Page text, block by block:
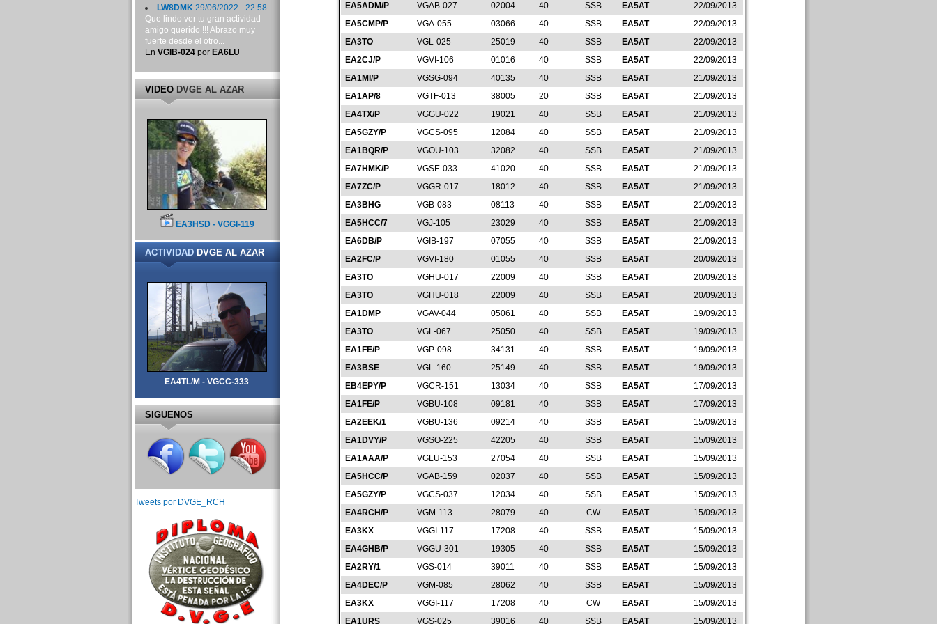
EA5ADM/P
VGAB-027 02004 40 SSB EA5AT
22/09/2013
EA5CMP/P
VGA-055 03066 40 SSB EA5AT
22/09/2013
EA3TO
VGL-025 25019 40 SSB EA5AT
22/09/2013
EA2CJ/P
VGVI-106 01016 40 SSB EA5AT
22/09/2013
EA1MI/P
VGSG-094 40135 40 SSB EA5AT
21/09/2013
EA1AP/8
VGTF-013 38005 20 SSB EA5AT
21/09/2013
EA4TX/P
VGGU-022 19021 40 SSB EA5AT
21/09/2013
EA5GZY/P
VGCS-095 12084 40 SSB EA5AT
21/09/2013
EA1BQR/P
VGOU-103 32082 40 SSB EA5AT
21/09/2013
EA7HMK/P
VGSE-033 41020 40 SSB EA5AT
21/09/2013
EA7ZC/P
VGGR-017 18012 40 SSB EA5AT
21/09/2013
EA3BHG
VGB-083 08113 40 SSB EA5AT
21/09/2013
EA5HCC/7
VGJ-105 23029 40 SSB EA5AT
21/09/2013
EA6DB/P
VGIB-197 07055 40 SSB EA5AT
21/09/2013
EA2FC/P
VGVI-180 01055 40 SSB EA5AT
20/09/2013
EA3TO
VGHU-017 22009 40 SSB EA5AT
20/09/2013
EA3TO
VGHU-018 22009 40 SSB EA5AT
20/09/2013
EA1DMP
VGAV-044 05061 40 SSB EA5AT
19/09/2013
EA3TO
VGL-067 25050 40 SSB EA5AT
19/09/2013
EA1FE/P
VGP-098 34131 40 SSB EA5AT
19/09/2013
EA3BSE
VGL-160 25149 40 SSB EA5AT
19/09/2013
EB4EPY/P
VGCR-151 13034 40 SSB EA5AT
17/09/2013
EA1FE/P
VGBU-108 09181 40 SSB EA5AT
17/09/2013
EA2EEK/1
VGBU-136 09214 40 SSB EA5AT
15/09/2013
EA1DVY/P
VGSO-225 42205 40 SSB EA5AT
15/09/2013
EA1AAA/P
VGLU-153 27054 40 SSB EA5AT
15/09/2013
EA5HCC/P
VGAB-159 02037 40 SSB EA5AT
15/09/2013
EA5GZY/P
VGCS-037 12034 40 SSB EA5AT
15/09/2013
EA4RCH/P
VGM-113 28079 40 CW EA5AT
15/09/2013
EA3KX
VGGI-117 17208 40 SSB EA5AT
15/09/2013
EA4GHB/P
VGGU-301 19305 40 SSB EA5AT
15/09/2013
EA2RY/1
VGS-014 39011 40 SSB EA5AT
15/09/2013
EA4DEC/P
VGM-085 28062 40 SSB EA5AT
15/09/2013
EA3KX
VGGI-117 17208 40 CW EA5AT
15/09/2013
EA1URS
VGS-025 39016 40 SSB EA5AT 15/09/2013
LW8DMK29/06/2022 - 22:58
Que lindo ver tu gran actividad
amigo querido !!! Abrazo muy
fuerte desde el otro...
En VGIB-024por EA6LU
VIDEODVGE AL AZAR
EA3HSD - VGGI-119
ACTIVIDADDVGE AL AZAR
EA4TL/M - VGCC-333
SIGUENOS
Tweets por DVGE_RCH